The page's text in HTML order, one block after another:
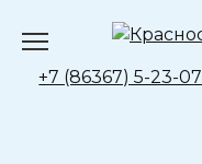
содержанию
+7 (86367) 5-23-07